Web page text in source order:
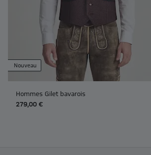
Nouveau
Hommes Gilet bavarois
279,00 €